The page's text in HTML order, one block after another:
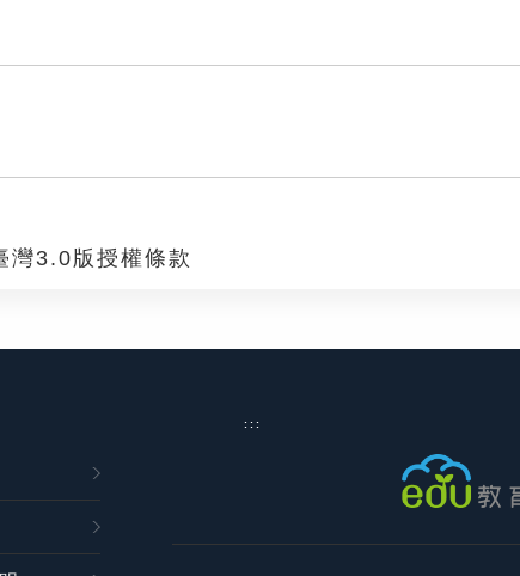
灣3.0版授權條款
:::